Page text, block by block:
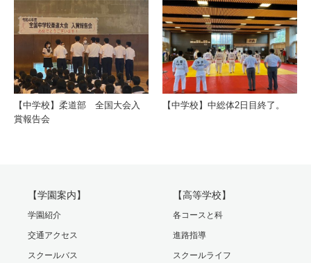
【中学校】柔道部 全国大会入
賞報告会
【中学校】中総体2日目終了。
【学園案内】
学園紹介
交通アクセス
スクールバス
【高等学校】
各コースと科
進路指導
スクールライフ